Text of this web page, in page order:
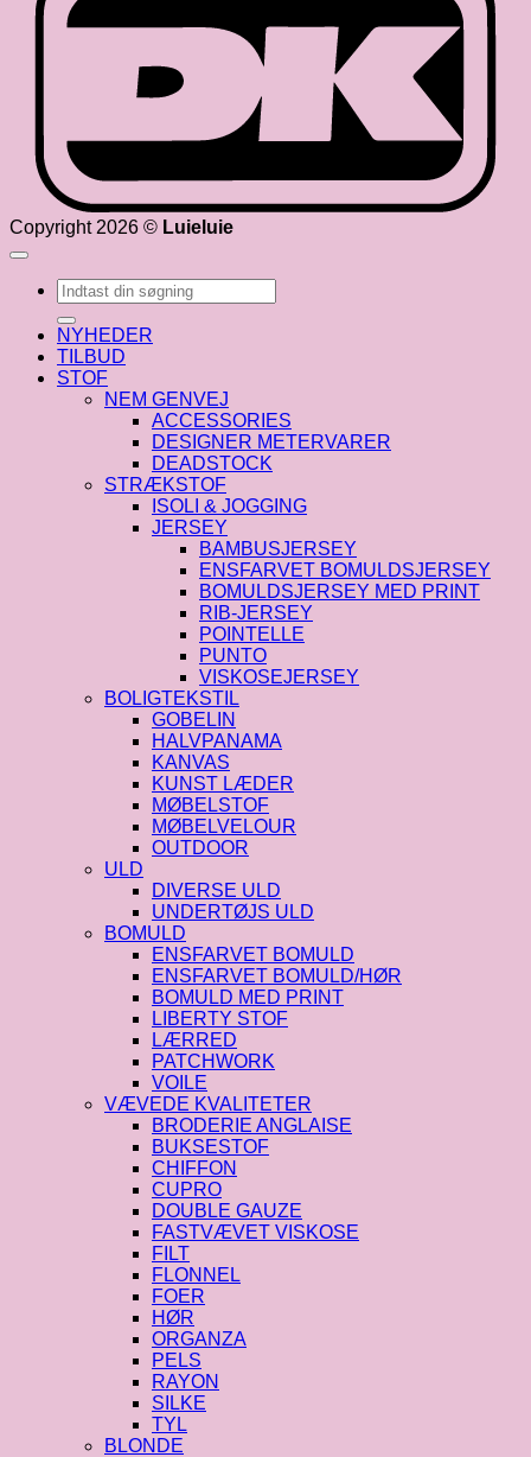
Copyright 2026 © Luieluie
Søg
efter:
NYHEDER
TILBUD
STOF
NEM GENVEJ
ACCESSORIES
DESIGNER METERVARER
DEADSTOCK
STRÆKSTOF
ISOLI & JOGGING
JERSEY
BAMBUSJERSEY
ENSFARVET BOMULDSJERSEY
BOMULDSJERSEY MED PRINT
RIB-JERSEY
POINTELLE
PUNTO
VISKOSEJERSEY
BOLIGTEKSTIL
GOBELIN
HALVPANAMA
KANVAS
KUNST LÆDER
MØBELSTOF
MØBELVELOUR
OUTDOOR
ULD
DIVERSE ULD
UNDERTØJS ULD
BOMULD
ENSFARVET BOMULD
ENSFARVET BOMULD/HØR
BOMULD MED PRINT
LIBERTY STOF
LÆRRED
PATCHWORK
VOILE
VÆVEDE KVALITETER
BRODERIE ANGLAISE
BUKSESTOF
CHIFFON
CUPRO
DOUBLE GAUZE
FASTVÆVET VISKOSE
FILT
FLONNEL
FOER
HØR
ORGANZA
PELS
RAYON
SILKE
TYL
BLONDE